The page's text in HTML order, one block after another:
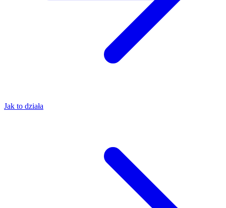
Jak to działa